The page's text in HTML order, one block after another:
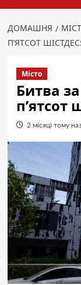
ДОМАШНЯ
П’ЯТСОТ
Місто
Битва
п’ятсот
2 місяці тому